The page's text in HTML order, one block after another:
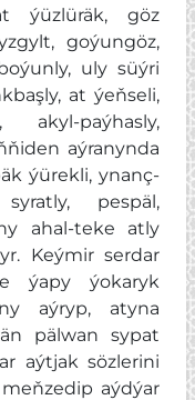
ýüzlüräk, göz
goýungöz,
uly süýri
at ýeňseli,
paýhasly,
aýranynda
ýürekli, ynanç-
pespäl,
ahal-teke atly
Keýmir serdar
ýapy ýokaryk
aýryp, atyna
pälwan sypat
aýtjak sözlerini
aýdýar